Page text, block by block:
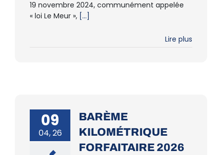
19 novembre 2024, communément appelée
« loi Le Meur », [...]
Lire plus
09
04, 26
BARÈME
KILOMÉTRIQUE
FORFAITAIRE 2026